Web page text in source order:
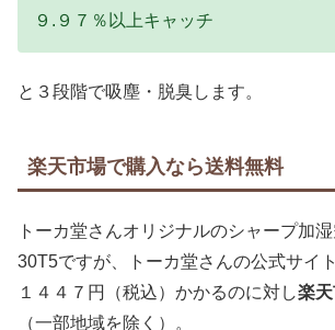
９.９７％以上キャッチ
と３段階で吸塵・脱臭します。
楽天市場で購入なら送料無料
トーカ堂さんオリジナルのシャープ加
30T5ですが、トーカ堂さんの公式サイ
１４４７円（税込）かかるのに対し楽
（一部地域を除く）。